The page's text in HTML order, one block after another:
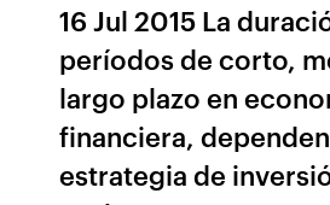
16 Jul 2015 La
períodos de corto,
largo plazo en
financiera,
estrategia de